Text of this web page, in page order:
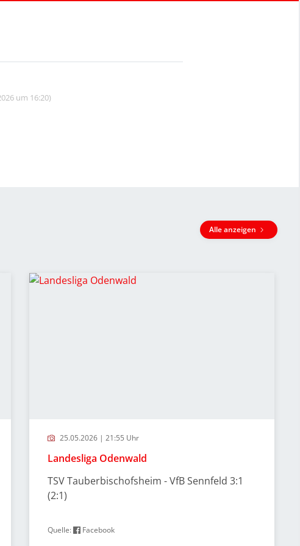
um 16:20)
Alle anzeigen
25.05.2026 | 21:55 Uhr
Landesliga Odenwald
TSV Tauberbischofsheim - VfB Sennfeld 3:1
(2:1)
Quelle: Facebook